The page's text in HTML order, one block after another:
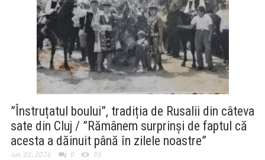
”Înstruțatul boului”, tradiția de Rusalii din câteva
sate din Cluj / ”Rămânem surprinși de faptul că
acesta a dăinuit până în zilele noastre”
iun. 01, 2026 0 95